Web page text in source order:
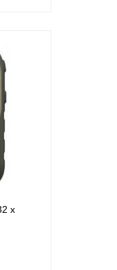
x